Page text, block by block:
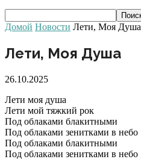
Домой Новости Лети, Моя Душа
Лети, Моя Душа
26.10.2025
Лети моя душа
Лети мой тяжкий рок
Под облаками блакитными
Под облаками зенитками в небо
Под облаками блакитными
Под облаками зенитками в небо